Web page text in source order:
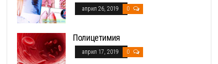
април 26, 2019 0
Полицетимия
април 17, 2019 0